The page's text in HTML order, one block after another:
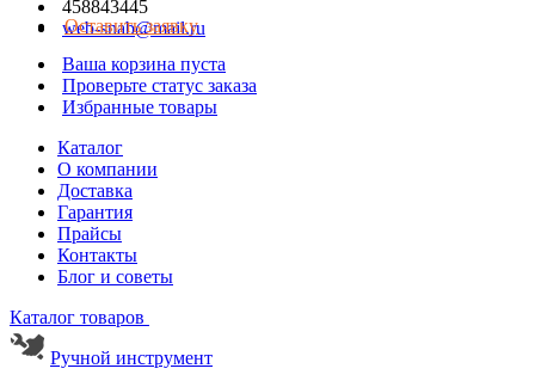
458843445
web-snab@mail.ru
Оставить заявку
Ваша корзина пуста
Проверьте статус заказа
Избранные товары
Каталог
О компании
Доставка
Гарантия
Прайсы
Контакты
Блог и советы
Каталог товаров
Ручной инструмент